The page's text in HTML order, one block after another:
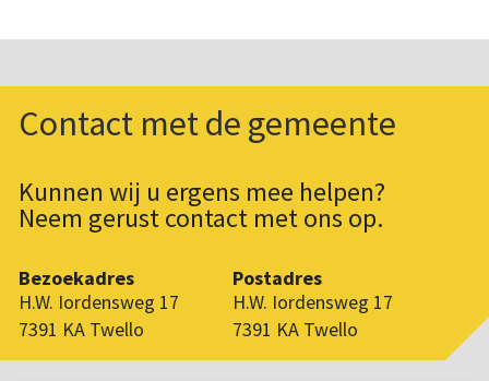
Contact met de gemeente
Kunnen wij u ergens mee helpen?
Neem gerust contact met ons op.
Bezoekadres
H.W. Iordensweg 17
7391 KA Twello
Postadres
H.W. Iordensweg 17
7391 KA Twello